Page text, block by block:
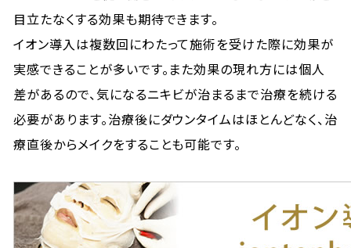
目立たなくする効果も期待できます。
イオン導入は複数回にわたって施術を受けた際に効果が
実感できることが多いです。また効果の現れ方には個人
差があるので、気になるニキビが治まるまで治療を続ける
必要があります。治療後にダウンタイムはほとんどなく、治
療直後からメイクをすることも可能です。